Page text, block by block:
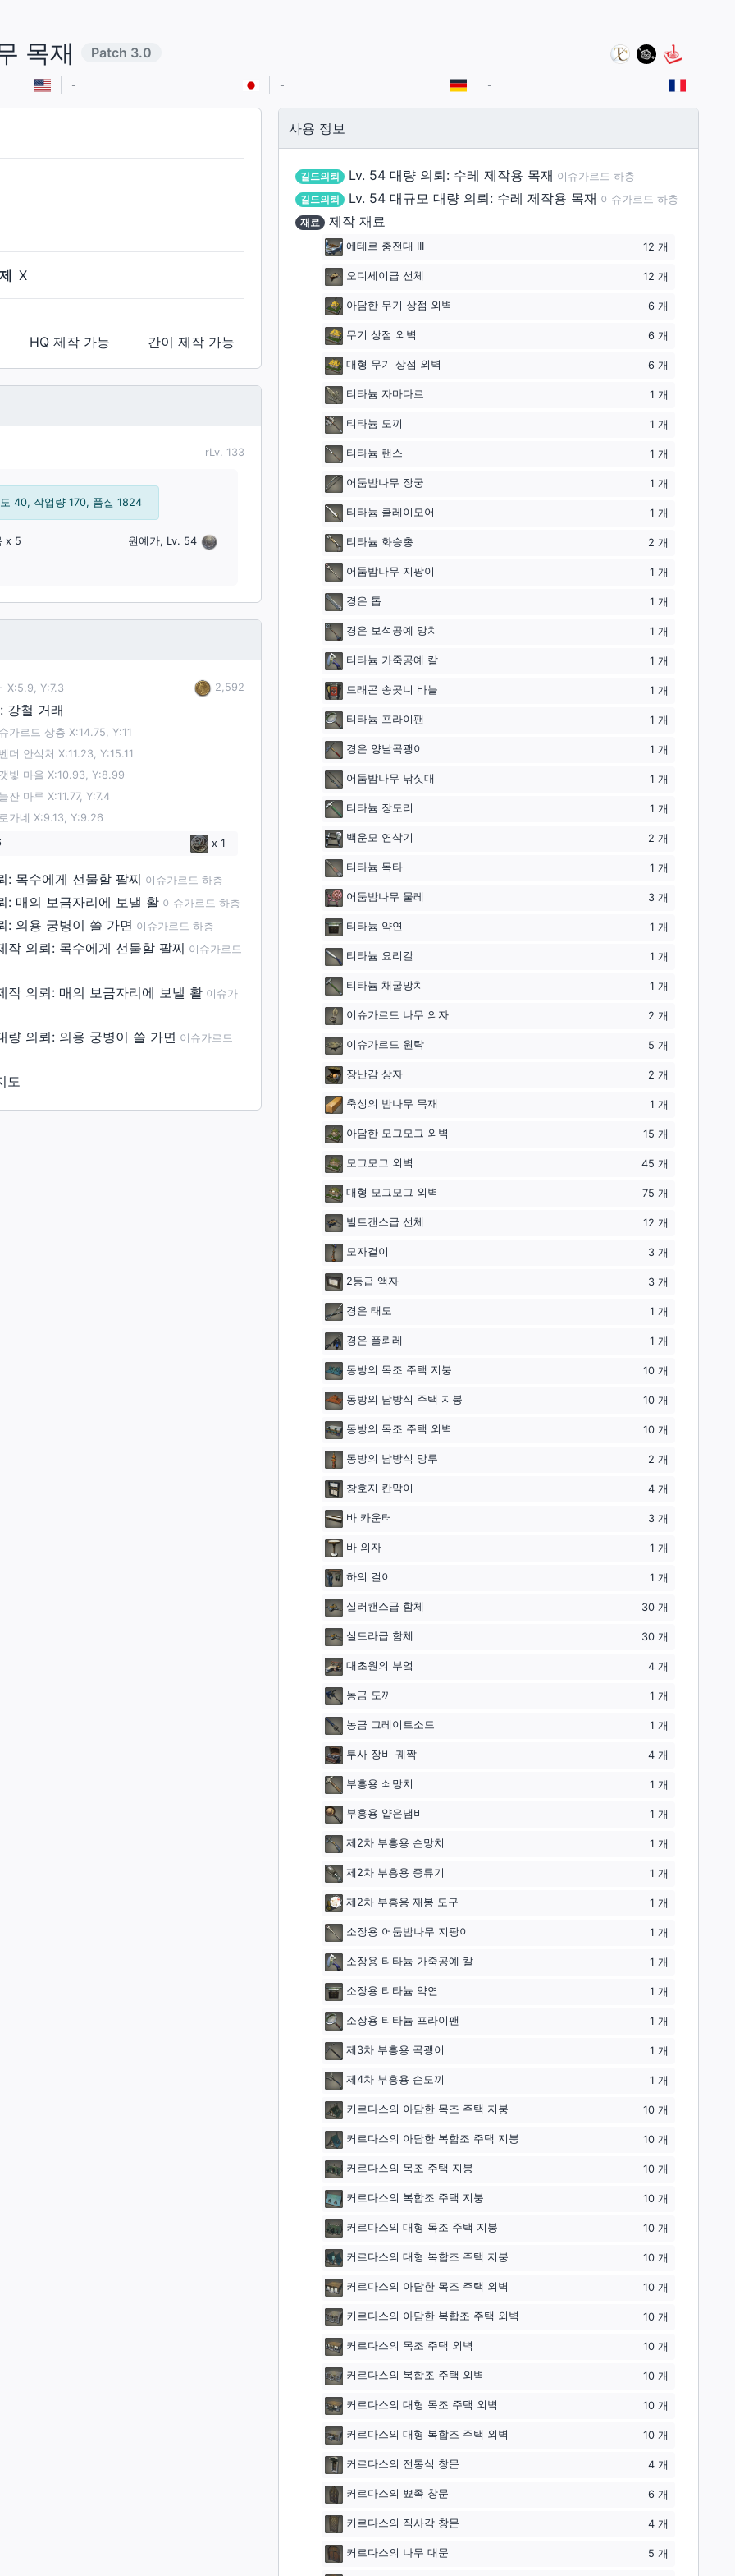
목재 Patch 3.0
- - -
X
간이 제작 가능
HQ 제작 가능
rLv. 133
40, 작업량 170, 품질 1824
x 5 원예가, Lv. 54
X:5.9, Y:7.3
2,592
강철 거래
가르드 상층 X:14.75, Y:11
더 안식처 X:11.23, Y:15.11
빛 마을 X:10.93, Y:8.99
잔 마루 X:11.77, Y:7.4
가네 X:9.13, Y:9.26
x 1
: 목수에게 선물할 팔찌 이슈가르드 하층
: 매의 보금자리에 보낼 활 이슈가르드 하층
: 의용 궁병이 쓸 가면 이슈가르드 하층
작 의뢰: 목수에게 선물할 팔찌 이슈가르드
작 의뢰: 매의 보금자리에 보낼 활 이슈가
량 의뢰: 의용 궁병이 쓸 가면 이슈가르드
도
사용 정보
길드의뢰 Lv. 54 대량 의뢰: 수레 제작용 목재 이슈가르드 하층
길드의뢰 Lv. 54 대규모 대량 의뢰: 수레 제작용 목재 이슈가르드 하층
재료
제작 재료
에테르 충전대 III 12 개
오디세이급 선체 12 개
아담한 무기 상점 외벽 6 개
무기 상점 외벽 6 개
대형 무기 상점 외벽 6 개
티타늄 자마다르 1 개
티타늄 도끼 1 개
티타늄 랜스 1 개
어둠밤나무 장궁 1 개
티타늄 클레이모어 1 개
티타늄 화승총 2 개
어둠밤나무 지팡이 1 개
경은 톱 1 개
경은 보석공예 망치 1 개
티타늄 가죽공예 칼 1 개
드래곤 송곳니 바늘 1 개
티타늄 프라이팬 1 개
경은 양날곡괭이 1 개
어둠밤나무 낚싯대 1 개
티타늄 장도리 1 개
백운모 연삭기 2 개
티타늄 목타 1 개
어둠밤나무 물레 3개
티타늄 약연 1 개
티타늄 요리칼 1 개
티타늄 채굴망치 1 개
이슈가르드 나무 의자 2 개
이슈가르드 원탁 5 개
장난감 상자 2 개
축성의 밤나무 목재 1 개
아담한 모그모그 외벽 15 개
모그모그 외벽 45 개
대형 모그모그 외벽 75 개
빌트갠스급 선체 12 개
모자걸이 3개
2등급 액자 3개
경은 태도 1 개
경은 플뢰레 1 개
동방의 목조 주택 지붕 10개
동방의 남방식 주택 지붕 10개
동방의 목조 주택 외벽 10개
동방의 남방식 망루 2 개
창호지 칸막이 4개
바 카운터 3개
바 의자 1 개
하의 걸이 1 개
실러캔스급 함체 30개
실드라급 함체 30개
대초원의 부엌 4개
농금 도끼 1 개
농금 그레이트소드 1 개
투사 장비 궤짝 4개
부흥용 쇠망치 1 개
부흥용 얕은냄비 1 개
제2차 부흥용 손망치 1 개
제2차 부흥용 증류기 1 개
제2차 부흥용 재봉 도구 1 개
소장용 어둠밤나무 지팡이 1 개
소장용 티타늄 가죽공예 칼 1 개
소장용 티타늄 약연 1 개
소장용 티타늄 프라이팬 1 개
제3차 부흥용 곡괭이 1 개
제4차 부흥용 손도끼 1 개
커르다스의 아담한 목조 주택 지붕 10개
커르다스의 아담한 복합조 주택 지붕 10개
커르다스의 목조 주택 지붕 10개
커르다스의 복합조 주택 지붕 10개
커르다스의 대형 목조 주택 지붕 10개
커르다스의 대형 복합조 주택 지붕 10개
커르다스의 아담한 목조 주택 외벽 10개
커르다스의 아담한 복합조 주택 외벽 10개
커르다스의 목조 주택 외벽 10개
커르다스의 복합조 주택 외벽 10개
커르다스의 대형 목조 주택 외벽 10개
커르다스의 대형 복합조 주택 외벽 10개
커르다스의 전통식 창문 4개
커르다스의 뾰족 창문 6 개
커르다스의 직사각 창문 4개
커르다스의 나무 대문 5 개